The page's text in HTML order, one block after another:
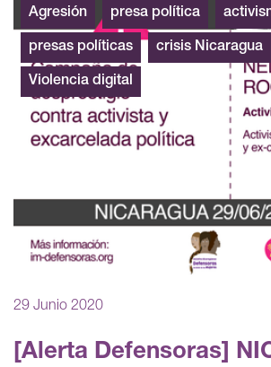
29 Junio 2020
[Alerta Defensoras]
Agresión presa política
presas políticas crisis Nicaragua
Violencia digital